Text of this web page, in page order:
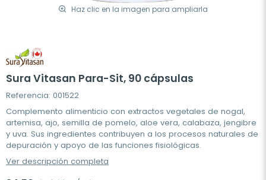
Haz clic en la imagen para ampliarla
Sura Vitasan Para-Sit, 90 cápsulas
Referencia: 001522
Complemento alimenticio con extractos vegetales de nogal,
artemisa, ajo, semilla de pomelo, aloe vera, calabaza, jengibre
y uva. Sus ingredientes contribuyen a los procesos naturales de
depuración y apoyo de las funciones fisiológicas.
Ver descripción completa